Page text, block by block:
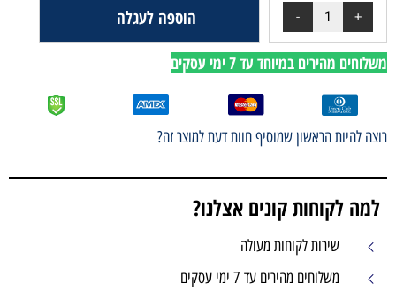
הוספה לעגלה
משלוחים מהירים במיוחד עד 7 ימי עסקים
רוצה להיות הראשון שמוסיף חוות דעת למוצר זה?
למה לקוחות קונים אצלנו?
שירות לקוחות מעולה
משלוחים מהירים עד 7 ימי עסקים